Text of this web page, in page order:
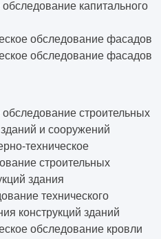
капитального
обследование фасадов
обследование фасадов
обследование строительных
зданий и сооружений
техническое
строительных
здания
технического
конструкций зданий
обследование кровли